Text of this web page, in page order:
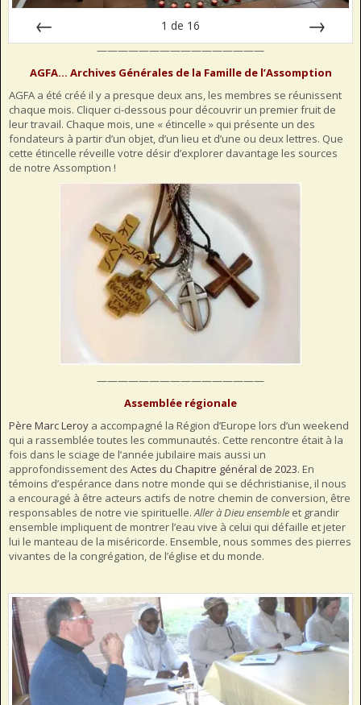
1 de 16
————————————————
AGFA… Archives Générales de la Famille de l’Assomption
AGFA a été créé il y a presque deux ans, les membres se réunissent
chaque mois. Cliquer ci-dessous pour découvrir un premier fruit de
leur travail. Chaque mois, une « étincelle » qui présente un des
fondateurs à partir d’un objet, d’un lieu et d’une ou deux lettres. Que
cette étincelle réveille votre désir d’explorer davantage les sources
de notre Assomption !
————————————————
Assemblée régionale
Père Marc Leroy a accompagné la Région d’Europe lors d’un weekend
qui a rassemblée toutes les communautés. Cette rencontre était à la
fois dans le sciage de l’année jubilaire mais aussi un
approfondissement des Actes du Chapitre général de 2023. En
témoins d’espérance dans notre monde qui se déchristianise, il nous
a encouragé à être acteurs actifs de notre chemin de conversion, être
responsables de notre vie spirituelle.Aller à Dieu ensemble et grandir
ensemble impliquent de montrer l’eau vive à celui qui défaille et jeter
lui le manteau de la miséricorde. Ensemble, nous sommes des pierres
vivantes de la congrégation, de l’église et du monde.